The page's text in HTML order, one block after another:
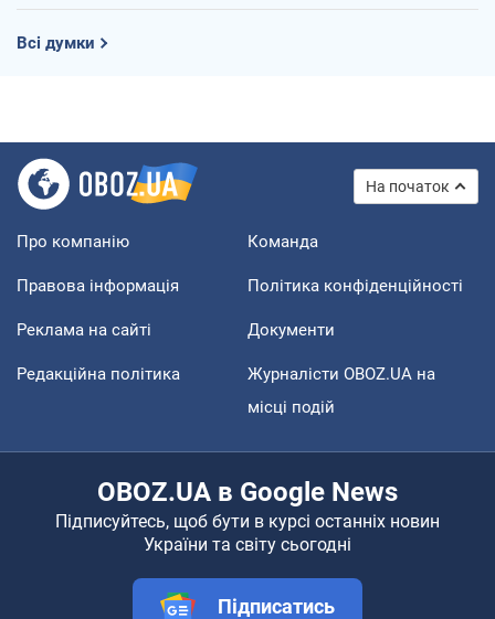
Всі думки
На початок
Про компанію Команда
Правова інформація Політика конфіденційності
Реклама на сайті Документи
Редакційна політика
Журналісти OBOZ.UA на
місці подій
OBOZ.UA в Google News
Підписуйтесь, щоб бути в курсі останніх новин
України та світу сьогодні
Підписатись